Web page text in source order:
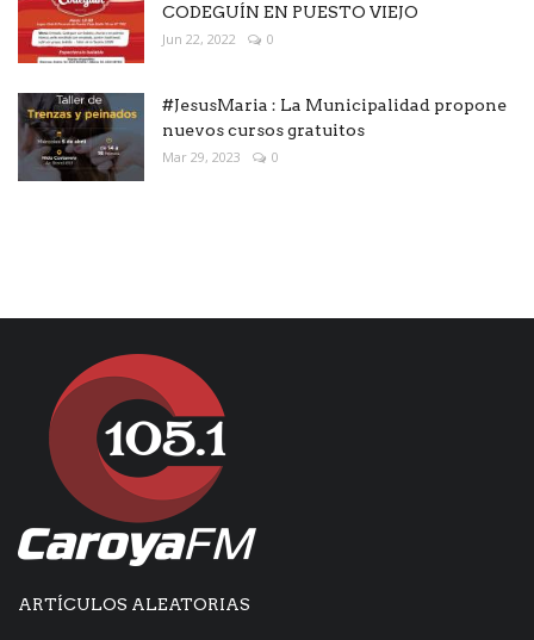
CODEGUÍN EN PUESTO VIEJO
Jun 22, 2022 0
#JesusMaria : La Municipalidad propone
nuevos cursos gratuitos
Mar 29, 2023 0
ARTÍCULOS ALEATORIAS